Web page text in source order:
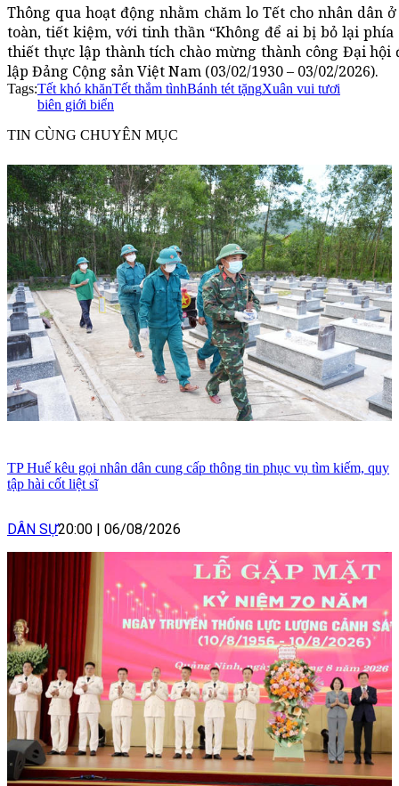
Thông qua hoạt động nhằm chăm lo Tết cho nhân
toàn, tiết kiệm, với tinh thần “Không để ai bị bỏ lại
thiết thực lập thành tích chào mừng thành công Đại
lập Đảng Cộng sản Việt Nam (03/02/1930 – 03/02/2026).
Tags:Tết khó khănTết thắm tìnhBánh tét tặngXuân vui tươi
biên giới biển
TIN CÙNG CHUYÊN MỤC
TP Huế kêu gọi nhân dân cung cấp thông tin phục vụ tìm kiếm, quy
tập hài cốt liệt sĩ
DÂN SỰ20:00 06/08/2026